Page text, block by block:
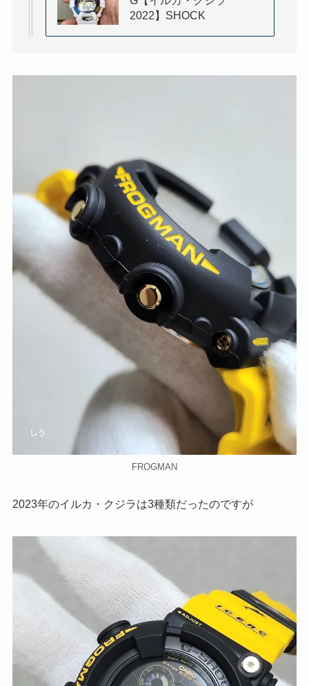
2022】SHOCK
FROGMAN
2023年のイルカ・クジラは3種類だったのですが